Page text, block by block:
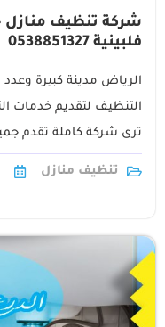
شركة تنظيف منازل
فلبينية 0538851327
الرياض مدينة كبيرة
التنظيف لتقديم خدمات
ترى شركة كاملة تقدم
القلائل1
تنظيف منازل